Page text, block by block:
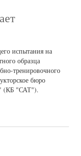
испытания на
образца
тренировочного
бюро
(КБ "САТ").